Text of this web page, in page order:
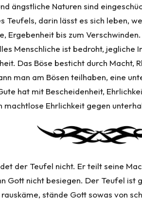
ängstliche Naturen sind
Teufels, darin lässt es sich leben,
Ergebenheit bis zum
Menschliche ist bedroht, jegliche
Das Böse besticht durch Macht,
man am Bösen teilhaben, eine
hat mit Bescheidenheit,
machtlose Ehrlichkeit gegen
der Teufel nicht. Er teilt seine
Gott nicht besiegen. Der Teufel ist
stände Gott sowas von